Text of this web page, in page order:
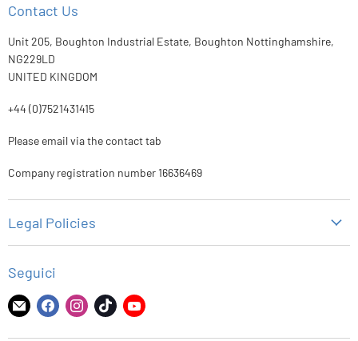
Contact Us
Unit 205, Boughton Industrial Estate, Boughton Nottinghamshire,
NG229LD
UNITED KINGDOM
+44 (0)7521431415
Please email via the contact tab
Company registration number 16636469
Legal Policies
Politica di rimborso
Politica di spedizione
Seguici
TrovaciTrovaciTrovaciTrovaciTrovaci